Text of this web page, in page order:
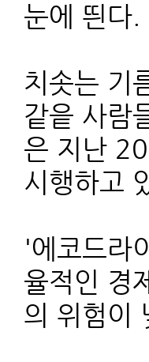
눈에 띈다.
치솟는 기
같읕 사람
은 지난
시행하고
'에코드라
율적인 경
의 위험이